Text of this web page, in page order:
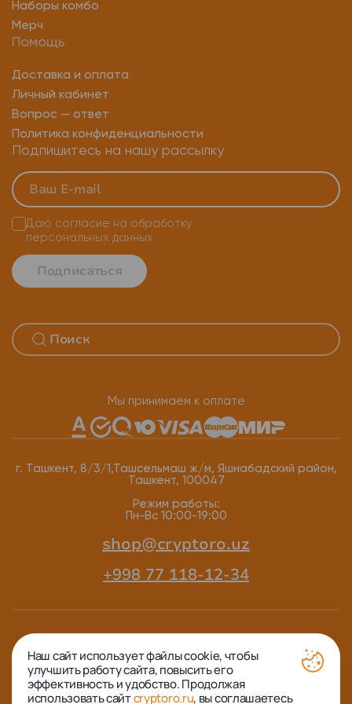
Yubikey security key nfc
Аппаратный ключ безопасности
Аппаратные лицензионные ключи
Наборы комбо
Мерч
Помощь
Доставка и оплата
Личный кабинет
Вопрос — ответ
Политика конфиденциальности
Подпишитесь на нашу рассылку
Подписаться
Даю согласие на обработку
персональных данных
Мы принимаем к оплате
г. Ташкент, 8/3/1,Ташсельмаш ж/м, Яшнабадский район,
Ташкент, 100047
Режим работы:
Пн-Вс 10:00-19:00
shop@cryptoro.uz
+998 77 118-12-34
© 2026 CrypTORO.uz - Холодные и горячие кошельки
криптовалют
ООО "SVAROG TRADING GROUP" ИНН 311409915
Наш сайт использует файлы cookie, чтобы
улучшить работу сайта, повысить его
эффективность и удобство. Продолжая
использовать сайтcryptoro.ru, вы соглашаетесь